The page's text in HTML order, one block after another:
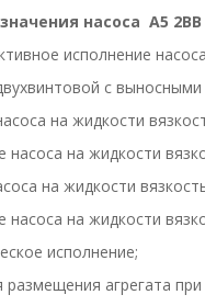
насоса А5 2ВВ
исполнение
с
на жидкости
насоса на жидкости
на жидкости
насоса на жидкости
исполнение;
размещения агрегата при